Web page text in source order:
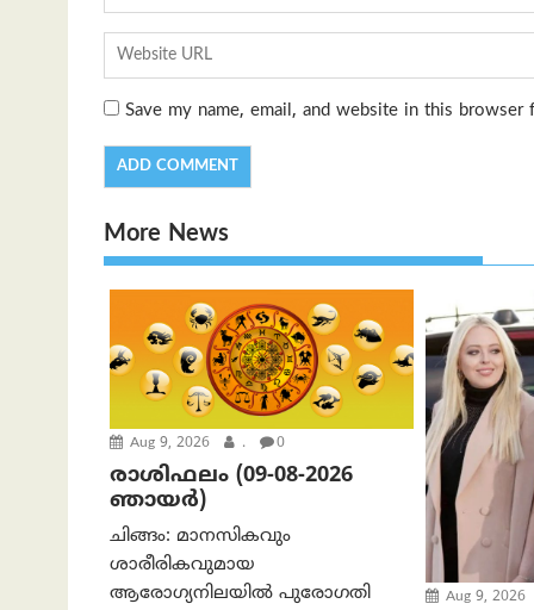
Save my name, email, and website in this
More News
Aug 9, 2026 . 0
രാശിഫലം (09-08-2026
ഞായര്‍)
ചിങ്ങം: മാനസികവും
ശാരീരികവുമായ
ആരോഗ്യനിലയിൽ പുരോഗതി
Aug 9, 2026